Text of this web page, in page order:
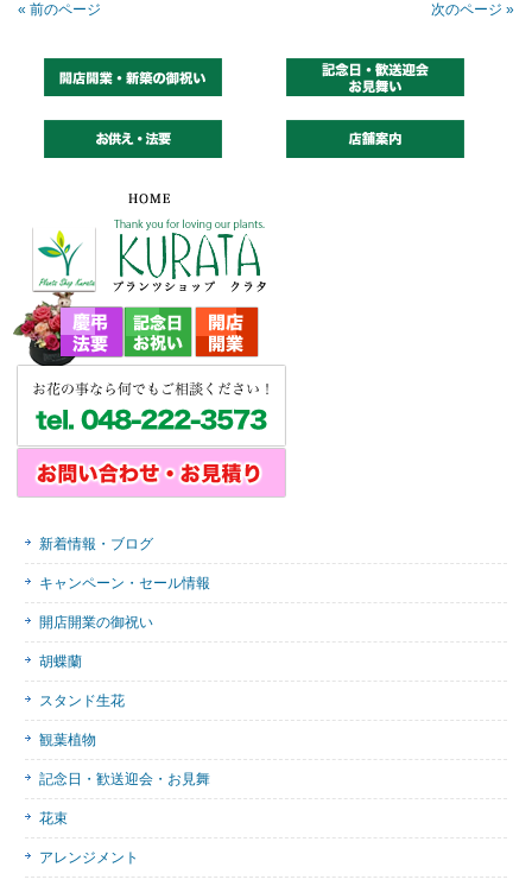
« 前のページ 次のページ »
新着情報・ブログ
キャンペーン・セール情報
開店開業の御祝い
胡蝶蘭
スタンド生花
観葉植物
記念日・歓送迎会・お見舞
花束
アレンジメント